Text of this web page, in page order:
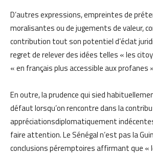
D’autres expressions, empreintes de
moralisantes ou de jugements de valeur,
contribution tout son potentiel d’éclat
regret de relever des idées telles « les
« en français plus accessible aux profanes
En outre, la prudence qui sied
défaut lorsqu’on rencontre dans la
appréciationsdiplomatiquement
faire attention. Le Sénégal n’est pas la
conclusions péremptoires affirmant que «